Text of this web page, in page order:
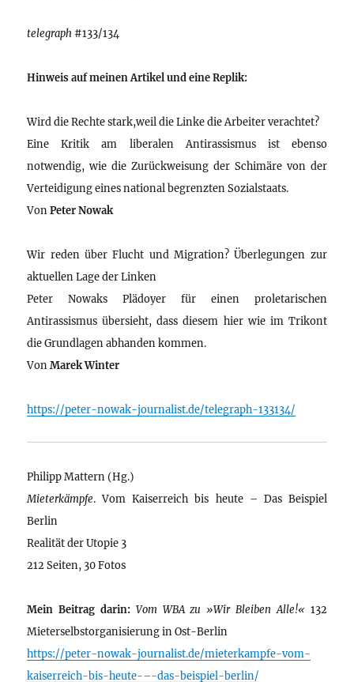
telegraph #133/134
Hinweis auf meinen Artikel und eine Replik:
Wird die Rechte stark,weil die Linke die Arbeiter verachtet?
Eine Kritik am liberalen Antirassismus ist ebenso
notwendig, wie die Zurückweisung der Schimäre von der
Verteidigung eines national begrenzten Sozialstaats.
VonPeter Nowak
Wir reden über Flucht und Migration? Überlegungen zur
aktuellen Lage der Linken
Peter Nowaks Plädoyer für einen proletarischen
Antirassismus übersieht, dass diesem hier wie im Trikont
die Grundlagen abhanden kommen.
VonMarek Winter
https://peter-nowak-journalist.de/telegraph-133134/
Philipp Mattern (Hg.)
Mieterkämpfe. Vom Kaiserreich bis heute – Das Beispiel
Berlin
Realität der Utopie 3
212 Seiten, 30 Fotos
Mein Beitrag darin: Vom WBA zu »Wir Bleiben Alle!« 132
Mieterselbstorganisierung in Ost-Berlin
https://peter-nowak-journalist.de/mieterkampfe-vom-
kaiserreich-bis-heute-–-das-beispiel-berlin/